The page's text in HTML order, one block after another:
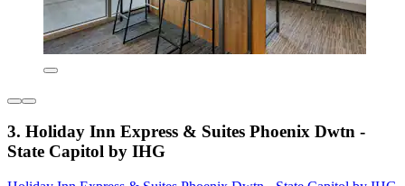
3. Holiday Inn Express & Suites Phoenix Dwtn -
State Capitol by IHG